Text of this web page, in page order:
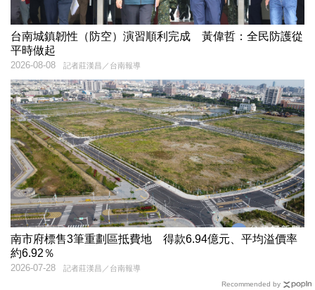
台南城鎮韌性（防空）演習順利完成 黃偉哲：全民防護從
平時做起
記者莊漢昌／台南報導
2026-08-08
南市府標售3筆重劃區抵費地 得款6.94億元、平均溢價率
約6.92％
記者莊漢昌／台南報導
2026-07-28
Recommended by